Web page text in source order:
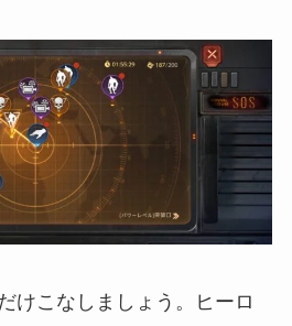
けこなしましょう。ヒーロ